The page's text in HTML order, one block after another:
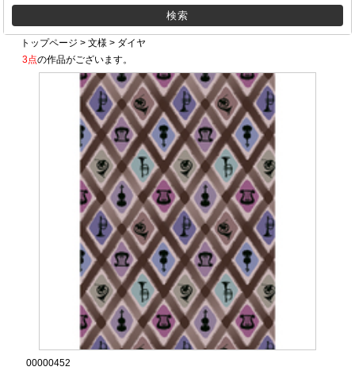
トップページ >文様 > ダイヤ
3点の作品がございます。
00000452